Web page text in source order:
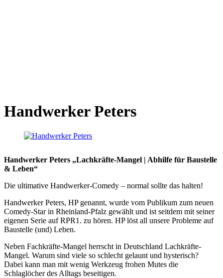
Handwerker Peters
Handwerker Peters „Lachkräfte-Mangel | Abhilfe für Baustelle
& Leben“
Die ultimative Handwerker-Comedy – normal sollte das halten!
Handwerker Peters, HP genannt, wurde vom Publikum zum neuen
Comedy-Star in Rheinland-Pfalz gewählt und ist seitdem mit seiner
eigenen Serie auf RPR1. zu hören. HP löst all unsere Probleme auf
Baustelle (und) Leben.
Neben Fachkräfte-Mangel herrscht in Deutschland Lachkräfte-
Mangel. Warum sind viele so schlecht gelaunt und hysterisch?
Dabei kann man mit wenig Werkzeug frohen Mutes die
Schlaglöcher des Alltags beseitigen.